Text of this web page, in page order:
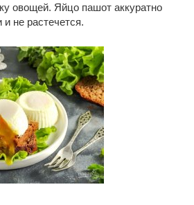
овощей. Яйцо пашот аккуратно
не растечется.